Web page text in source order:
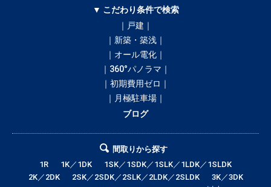
▼ こだわり条件で検索
｜戸建｜
｜新築・築浅｜
｜オール電化｜
｜360°パノラマ｜
｜初期費用ゼロ｜
｜月極駐車場｜
ブログ
間取りから探す
1R
1K／1DK
1SK／1SDK／1SLK／1LDK／1SLDK
2K／2DK
2SK／2SDK／2SLK／2LDK／2SLDK
3K／3DK